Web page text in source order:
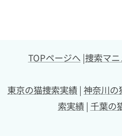
TOPページへ |捜索マ
東京の猫捜索実績 | 神奈川の
索実績| 千葉の